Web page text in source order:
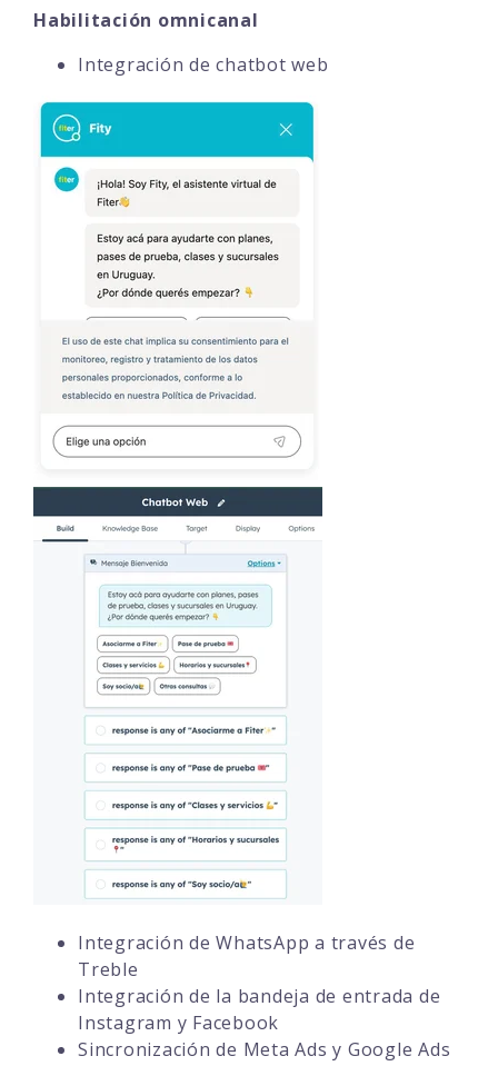
Habilitación omnicanal
Integración de chatbot web
Integración de WhatsApp a través de
Treble
Integración de la bandeja de entrada de
Instagram y Facebook
Sincronización de Meta Ads y Google Ads